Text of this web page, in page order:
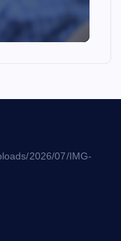
2026/07/IMG-